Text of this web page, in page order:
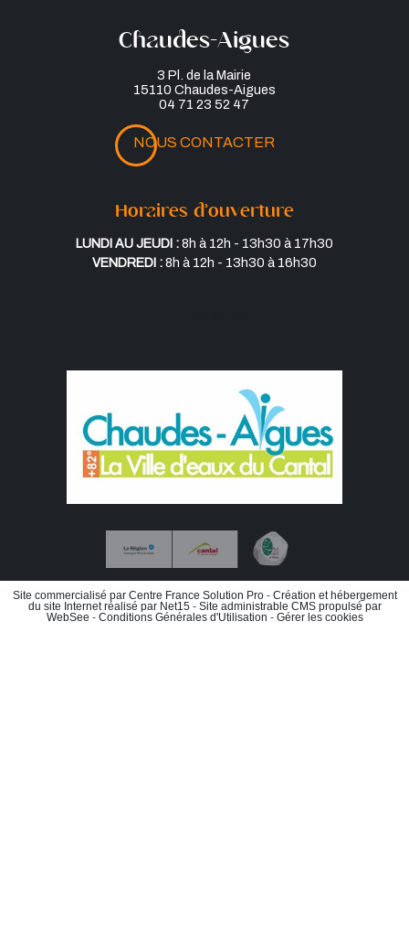
Chaudes-Aigues
3 Pl. de la Mairie
15110 Chaudes-Aigues
04 71 23 52 47
NOUS CONTACTER
Horaires d’ouverture
Lundi au jeudi :8h à 12h - 13h30 à 17h30
Vendredi :8h à 12h - 13h30 à 16h30
Site commercialisé par Centre France Solution Pro- Création et hébergement
du site Internet réalisé par Net15- Site administrable CMS propulsé par
WebSee - Conditions Générales d'Utilisation - Gérer les cookies